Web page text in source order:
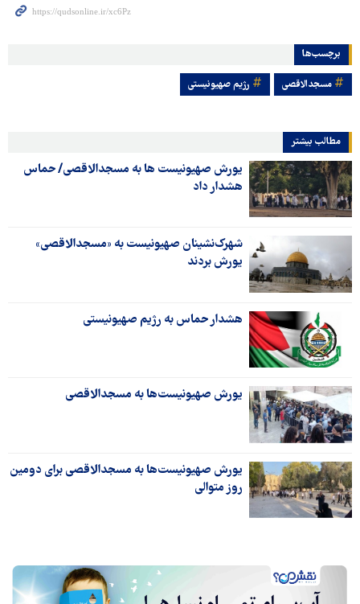
برچسب‌ها
مسجدالاقصی رژیم صهیونیستی
مطالب بیشتر
یورش صهیونیست ها به مسجدالاقصی/ حماس
هشدار داد
شهرک‌نشینان صهیونیست به «مسجدالاقصی»
یورش بردند
هشدار حماس به رژیم صهیونیستی
یورش صهیونیست‌ها به مسجدالاقصی
یورش صهیونیست‌ها به مسجدالاقصی برای دومین
روز متوالی